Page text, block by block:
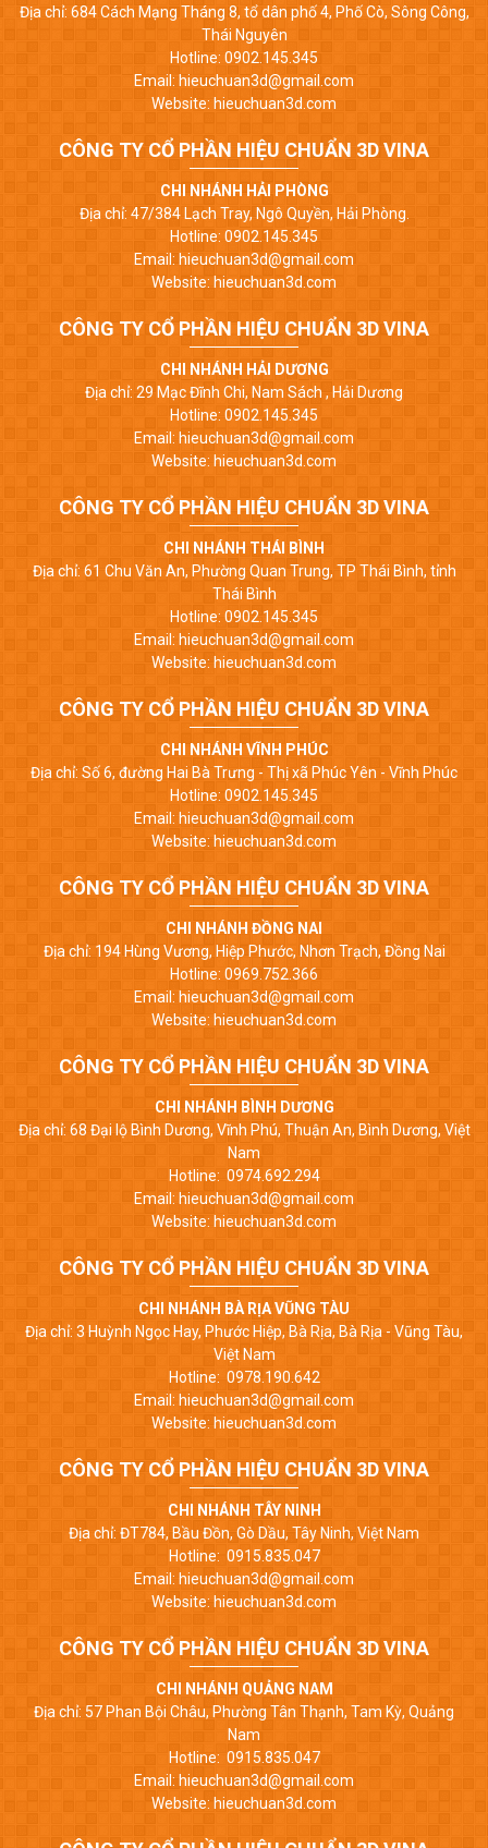
Địa chỉ: 684 Cách Mạng Tháng 8, tổ dân phố 4, Phố Cò, Sông Công,
Thái Nguyên
Hotline: 0902.145.345
Email: hieuchuan3d@gmail.com
Website: hieuchuan3d.com
CÔNG TY CỔ PHẦN HIỆU CHUẨN 3D VINA
CHI NHÁNH HẢI PHÒNG
Địa chỉ: 47/384 Lạch Tray, Ngô Quyền, Hải Phòng.
Hotline: 0902.145.345
Email: hieuchuan3d@gmail.com
Website: hieuchuan3d.com
CÔNG TY CỔ PHẦN HIỆU CHUẨN 3D VINA
CHI NHÁNH HẢI DƯƠNG
Địa chỉ: 29 Mạc Đĩnh Chi, Nam Sách , Hải Dương
Hotline: 0902.145.345
Email: hieuchuan3d@gmail.com
Website: hieuchuan3d.com
CÔNG TY CỔ PHẦN HIỆU CHUẨN 3D VINA
CHI NHÁNH THÁI BÌNH
Địa chỉ: 61 Chu Văn An, Phường Quan Trung, TP Thái Bình, tỉnh
Thái Bình
Hotline: 0902.145.345
Email: hieuchuan3d@gmail.com
Website: hieuchuan3d.com
CÔNG TY CỔ PHẦN HIỆU CHUẨN 3D VINA
CHI NHÁNH VĨNH PHÚC
Địa chỉ: Số 6, đường Hai Bà Trưng - Thị xã Phúc Yên - Vĩnh Phúc
Hotline: 0902.145.345
Email: hieuchuan3d@gmail.com
Website: hieuchuan3d.com
CÔNG TY CỔ PHẦN HIỆU CHUẨN 3D VINA
CHI NHÁNH ĐỒNG NAI
Địa chỉ: 194 Hùng Vương, Hiệp Phước, Nhơn Trạch, Đồng Nai
Hotline: 0969.752.366
Email: hieuchuan3d@gmail.com
Website: hieuchuan3d.com
CÔNG TY CỔ PHẦN HIỆU CHUẨN 3D VINA
CHI NHÁNH BÌNH DƯƠNG
Địa chỉ: 68 Đại lộ Bình Dương, Vĩnh Phú, Thuận An, Bình Dương, Việt
Nam
Hotline: 0974.692.294
Email: hieuchuan3d@gmail.com
Website: hieuchuan3d.com
CÔNG TY CỔ PHẦN HIỆU CHUẨN 3D VINA
CHI NHÁNH BÀ RỊA VŨNG TÀU
Địa chỉ: 3 Huỳnh Ngọc Hay, Phước Hiệp, Bà Rịa, Bà Rịa - Vũng Tàu,
Việt Nam
Hotline: 0978.190.642
Email: hieuchuan3d@gmail.com
Website: hieuchuan3d.com
CÔNG TY CỔ PHẦN HIỆU CHUẨN 3D VINA
CHI NHÁNH TÂY NINH
Địa chỉ: ĐT784, Bầu Đồn, Gò Dầu, Tây Ninh, Việt Nam
Hotline: 0915.835.047
Email: hieuchuan3d@gmail.com
Website: hieuchuan3d.com
CÔNG TY CỔ PHẦN HIỆU CHUẨN 3D VINA
CHI NHÁNH QUẢNG NAM
Địa chỉ: 57 Phan Bội Châu, Phường Tân Thạnh, Tam Kỳ, Quảng
Nam
Hotline: 0915.835.047
Email: hieuchuan3d@gmail.com
Website: hieuchuan3d.com